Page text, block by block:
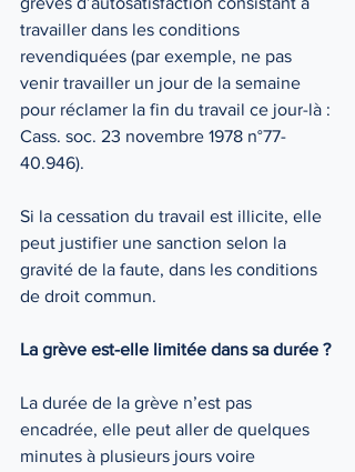
travailler dans les conditions
revendiquées (par exemple, ne pas
venir travailler un jour de la semaine
pour réclamer la fin du travail ce jour-là :
Cass. soc. 23 novembre 1978 n°77-
40.946).
Si la cessation du travail est illicite, elle
peut justifier une sanction selon la
gravité de la faute, dans les conditions
de droit commun.
La grève est-elle limitée dans sa durée ?
La durée de la grève n’est pas
encadrée, elle peut aller de quelques
minutes à plusieurs jours voire